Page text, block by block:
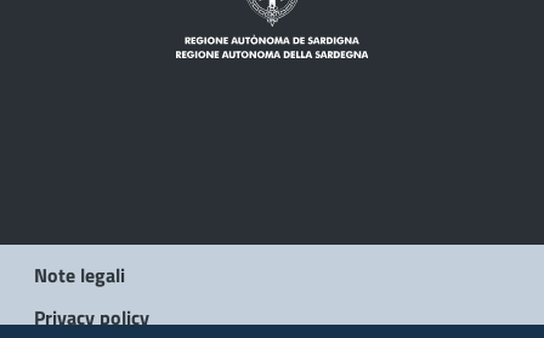
Note legali
Privacy policy